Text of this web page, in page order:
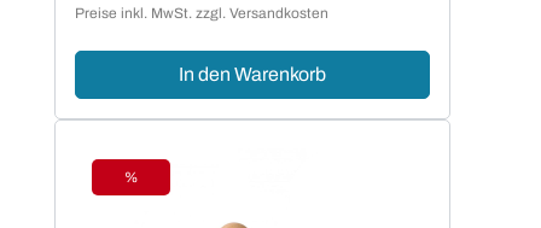
Preise inkl. MwSt. zzgl. Versandkosten
In den Warenkorb
Rabatt
%